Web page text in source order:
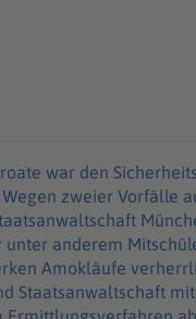
war den
zweier Vorfälle
anderem
Amokläufe
Staatsanwaltschaft